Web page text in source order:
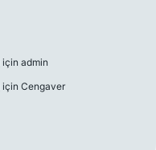
için admin
için Cengaver